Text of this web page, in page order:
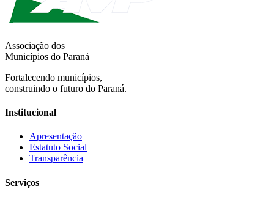
Associação dos
Municípios do Paraná
Fortalecendo municípios,
construindo o futuro do Paraná.
Institucional
Apresentação
Estatuto Social
Transparência
Serviços